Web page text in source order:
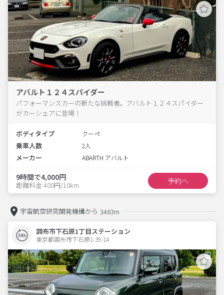
アバルト１２４スパイダー
パフォーマンスカーの新たな挑戦者。アバルト１２４スパイダー
がカーシェアに登場！
ボディタイプ クーペ
乗車人数 2人
メーカー ABARTH アバルト
9時間で4,000円
距離料金 400円/10km 予約へ
宇宙航空研究開発機構から 3463m
調布市下石原1丁目ステーション
東京都調布市下石原1-39-14